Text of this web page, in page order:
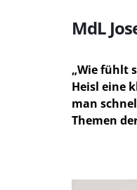
MdL
Wie fühlt
Heisl eine
man
Themen